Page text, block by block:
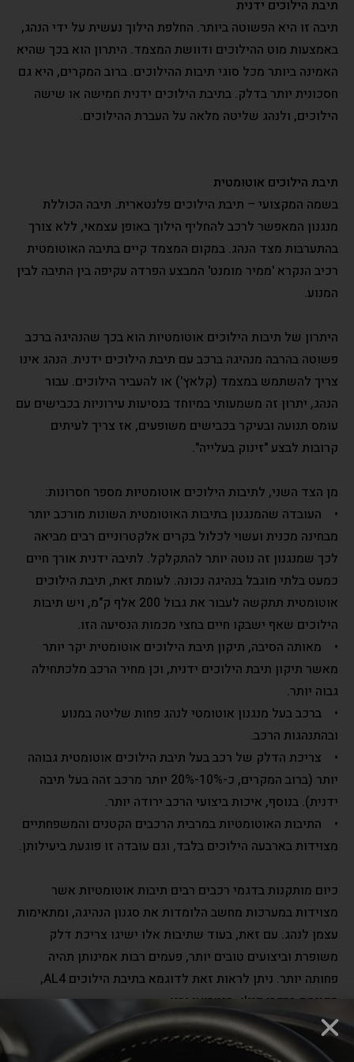
תיבת הילוכים ידנית
תיבה זו היא הפשוטה ביותר. החלפת הילוך נעשית על ידי הנהג,
באמצעות מוט ההילוכים ודוושת המצמד. היתרון הוא בכך שהיא
האמינה ביותר מכל סוגי תיבות ההילוכים. ברוב המקרים, היא גם
חסכונית יותר בדלק. בתיבת הילוכים ידנית חמישה או שישה
הילוכים, ולנהג שליטה מלאה על העברת ההילוכים.
תיבת הילוכים אוטומטית
בשמה המקצועי – תיבת הילוכים פלנטארית. תיבה הכוללת
מנגנון המאפשר לרכב להחליף הילוך באופן עצמאי, ללא צורך
בהתערבות מצד הנהג. במקום המצמד קיים בתיבה האוטומטית
רכיב הנקרא 'ממיר מומנט' המבצע הפרדה עקיפה בין התיבה לבין
המנוע.
היתרון של תיבות הילוכים אוטומטיות הוא בכך שהנהיגה ברכב
פשוטה בהרבה מנהיגה ברכב עם תיבת הילוכים ידנית. הנהג אינו
צריך להשתמש במצמד (קלאץ') או להעביר הילוכים. עבור
הנהג, יתרון זה משמעותי במיוחד בנסיעות עירוניות בכבישים עם
עומס תנועה ובעיקר בכבישים משופעים, אז צריך לעיתים
קרובות לבצע "זינוק בעלייה".
מן הצד השני, לתיבות הילוכים אוטומטיות מספר חסרונות:
• העובדה שהמנגנון בתיבות האוטומטית השונות מורכב יותר
מבחינה מכנית ועשוי לכלול בקרים אלקטרוניים רבים מביאה
לכך שמנגנון זה נוטה יותר להתקלקל. לתיבה ידנית אורך חיים
כמעט בלתי מוגבל בנהיגה נכונה. לעומת זאת, תיבת הילוכים
אוטומטית תתקשה לעבור את גבול 200 אלף ק"מ, ויש תיבות
הילוכים שאף ישבקו חיים בחצי מכמות הנסיעה הזו.
• מאותה הסיבה, תיקון תיבת הילוכים אוטומטית יקר יותר
מאשר תיקון תיבת הילוכים ידנית, וכן מחיר הרכב מלכתחילה
גבוה יותר.
• ברכב בעל מנגנון אוטומטי לנהג פחות שליטה במנוע
ובהתנהגות הרכב.
• צריכת הדלק של רכב בעל תיבת הילוכים אוטומטית גבוהה
יותר (ברוב המקרים, כ-10%-20% יותר מרכב זהה בעל תיבה
ידנית). בנוסף, איכות ביצועי הרכב ירודה יותר.
• התיבות האוטומטיות במרבית הרכבים הקטנים והמשפחתיים
מצוידות בארבעה הילוכים בלבד, וגם עובדה זו פוגעת ביעילותן.
כיום מותקנות בדגמי רכבים רבים תיבות אוטומטיות אשר
מצוידות במערכות מחשב הלומדות את סגנון הנהיגה, ומתאימות
עצמן לנהג. עם זאת, בעוד שתיבות אלו ישיגו צריכת דלק
משופרת וביצועים טובים יותר, פעמים רבות אמינותן תהיה
פחותה יותר. ניתן לראות זאת לדוגמא בתיבת הילוכים AL4,
הקיימת ברכבי פיג'ו, סיטרואן ורנו.
תיבת הילוכים רובוטית